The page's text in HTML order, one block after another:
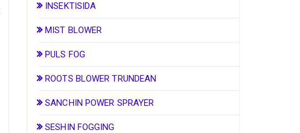
INSEKTISIDA
MIST BLOWER
PULS FOG
ROOTS BLOWER TRUNDEAN
SANCHIN POWER SPRAYER
SESHIN FOGGING